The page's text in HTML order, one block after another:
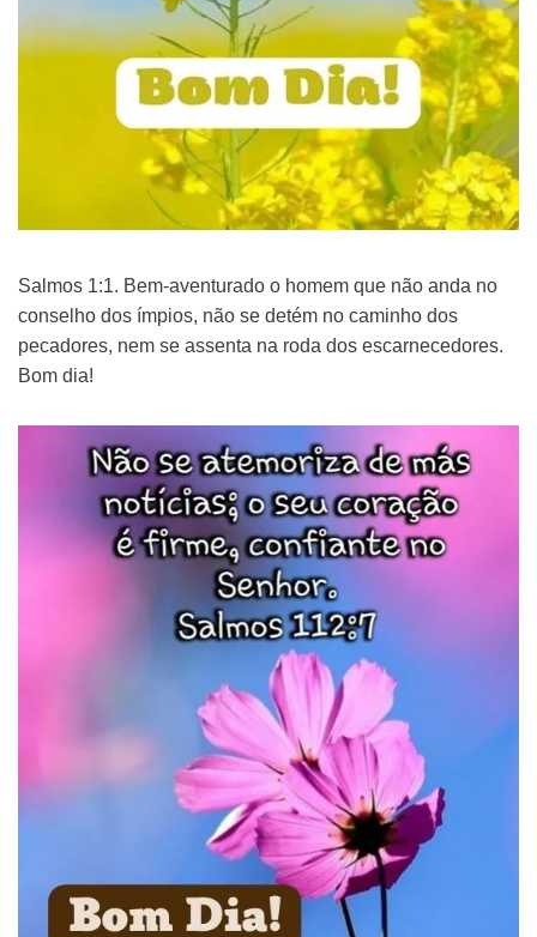
Salmos 1:1. Bem-aventurado o homem que não anda no
conselho dos ímpios, não se detém no caminho dos
pecadores, nem se assenta na roda dos escarnecedores.
Bom dia!